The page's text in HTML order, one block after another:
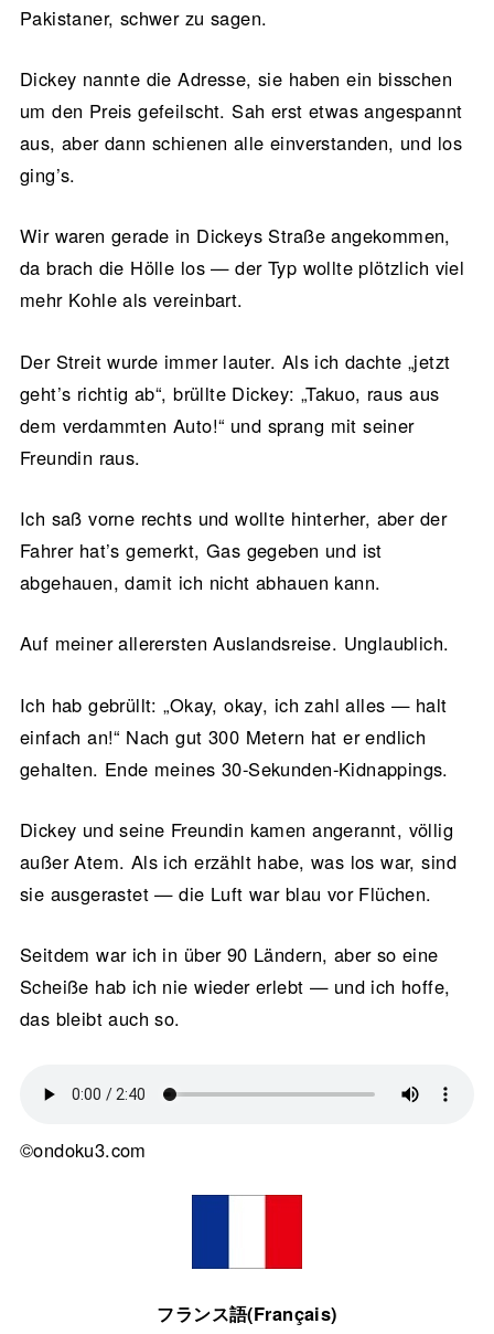
Pakistaner, schwer zu sagen.
Dickey nannte die Adresse, sie haben ein bisschen
um den Preis gefeilscht. Sah erst etwas angespannt
aus, aber dann schienen alle einverstanden, und los
ging’s.
Wir waren gerade in Dickeys Straße angekommen,
da brach die Hölle los — der Typ wollte plötzlich viel
mehr Kohle als vereinbart.
Der Streit wurde immer lauter. Als ich dachte „jetzt
geht’s richtig ab“, brüllte Dickey: „Takuo, raus aus
dem verdammten Auto!“ und sprang mit seiner
Freundin raus.
Ich saß vorne rechts und wollte hinterher, aber der
Fahrer hat’s gemerkt, Gas gegeben und ist
abgehauen, damit ich nicht abhauen kann.
Auf meiner allerersten Auslandsreise. Unglaublich.
Ich hab gebrüllt: „Okay, okay, ich zahl alles — halt
einfach an!“ Nach gut 300 Metern hat er endlich
gehalten. Ende meines 30-Sekunden-Kidnappings.
Dickey und seine Freundin kamen angerannt, völlig
außer Atem. Als ich erzählt habe, was los war, sind
sie ausgerastet — die Luft war blau vor Flüchen.
Seitdem war ich in über 90 Ländern, aber so eine
Scheiße hab ich nie wieder erlebt — und ich hoffe,
das bleibt auch so.
©ondoku3.com
フランス語(Français)